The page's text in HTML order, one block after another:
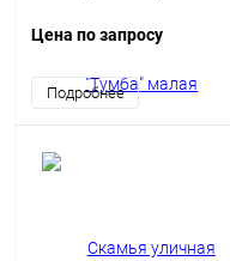
Цена по запросу
Подробнее